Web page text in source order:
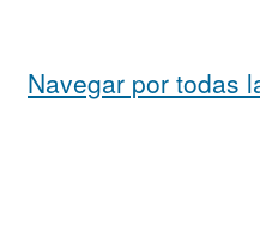
Navegar por todas